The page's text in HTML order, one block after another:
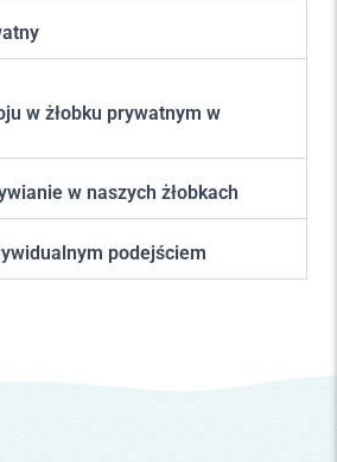
w żłobku prywatnym w
w naszych żłobkach
podejściem